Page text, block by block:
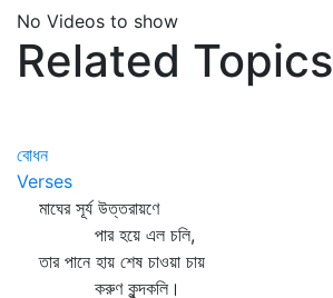
No Videos to show
Related Topics
বোধন
Verses
মাঘের সূর্য উত্তরায়ণে
পার হয়ে এল চলি,
তার পানে হায় শেষ চাওয়া চায়
করুণ কুন্দকলি।